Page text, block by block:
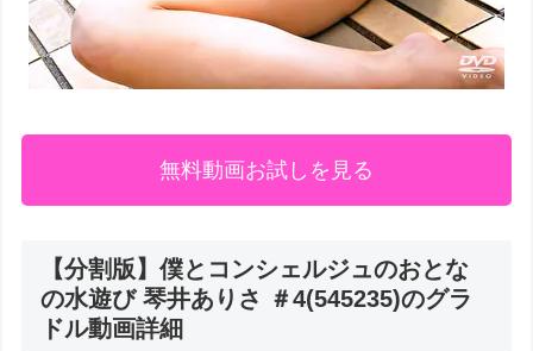
無料動画お試しを見る
【分割版】僕とコンシェルジュのおとな
の水遊び 琴井ありさ ＃4(545235)のグラ
ドル動画詳細